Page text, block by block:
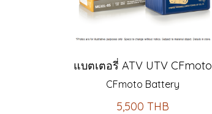
แบตเตอรี่ ATV UTV CFmoto
CFmoto Battery
5,500 THB